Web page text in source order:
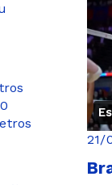
21/